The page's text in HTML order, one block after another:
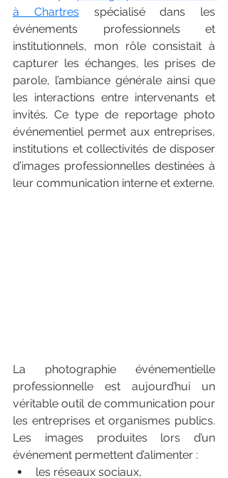
à Chartres spécialisé dans les
événements professionnels et
institutionnels, mon rôle consistait à
capturer les échanges, les prises de
parole, l’ambiance générale ainsi que
les interactions entre intervenants et
invités. Ce type de reportage photo
événementiel permet aux entreprises,
institutions et collectivités de disposer
d’images professionnelles destinées à
leur communication interne et externe.
La photographie événementielle
professionnelle est aujourd’hui un
véritable outil de communication pour
les entreprises et organismes publics.
Les images produites lors d’un
événement permettent d’alimenter :
les réseaux sociaux,